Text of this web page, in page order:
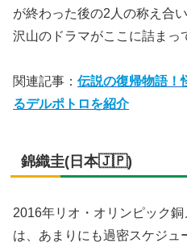
が終わった後の2人の称え合
沢山のドラマがここに詰まっ
関連記事： 伝説の復帰物語！
るデルポトロを紹介
錦織圭(日本🇯🇵)
2016年リオ・オリンピック
は、あまりにも過密スケジ